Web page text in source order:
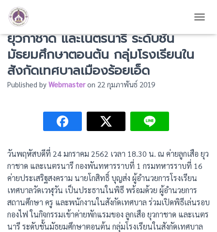
กิจกรรมเข้าค่ายพักแรมของ ลูกเสือ
ยุวกาชาด และเนตรนารี ระดับชั้น
มัธยมศึกษาตอนต้น กลุ่มโรงเรียนใน
สังกัดเทศบาลเมืองร้อยเอ็ด
Published by Webmasteron 22 กุมภาพันธ์ 2019
วันพฤหัสบดีที่ 24 มกราคม 2562 เวลา 18.30 น. ณ ค่ายลูกเสือ ยุว
กาชาด และเนตรนารี กองพันทหารราบที่ 1 กรมทหารราบที่ 16
ค่ายประเสริฐสงคราม นายโกสิทธิ์ บุญส่ง ผู้อำนวยการโรงเรียน
เทศบาลวัดเวฬุวัน เป็นประธานในพิธี พร้อมด้วย ผู้อำนวยการ
สถานศึกษา ครู และพนักงานในสังกัดเทศบาล ร่วมเปิดพิธีเล่นรอบ
กองไฟ ในกิจกรรมเข้าค่ายพักแรมของ ลูกเสือ ยุวกาชาด และเนตร
นารี ระดับชั้นมัธยมศึกษาตอนต้น กลุ่มโรงเรียนในสังกัดเทศบาล